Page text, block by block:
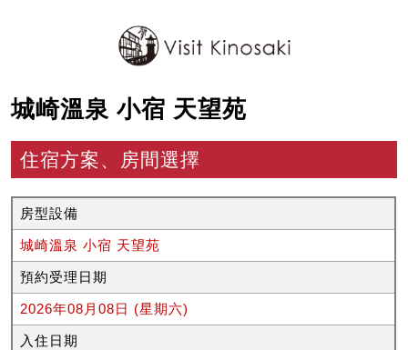
城崎溫泉 小宿 天望苑
住宿方案、房間選擇
房型設備
城崎溫泉 小宿 天望苑
預約受理日期
2026年08月08日 (星期六)
入住日期